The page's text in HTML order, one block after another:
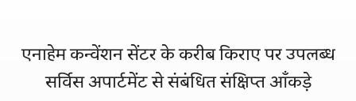
एनाहेम कन्वेंशन सेंटर के करीब किराए पर उपलब्ध
सर्विस अपार्टमेंट से संबंधित संक्षिप्त आँकड़े